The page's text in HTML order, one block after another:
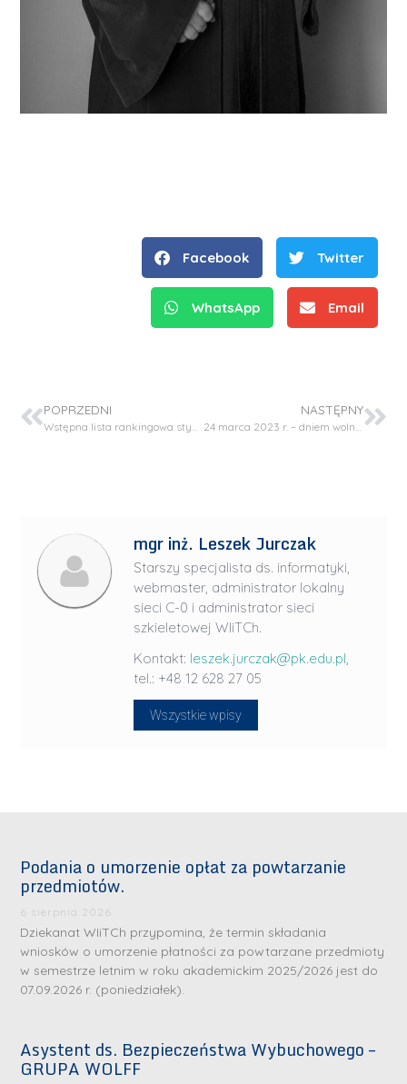
Facebook Twitter
WhatsApp Email
POPRZEDNI
Wstępna lista rankingowa stypendium rektora
NASTĘPNY
24 marca 2023 r. – dniem wolnym od zajęć dydaktycznych
mgr inż. Leszek Jurczak
Starszy specjalista ds. informatyki,
webmaster, administrator lokalny
sieci C-0 i administrator sieci
szkieletowej WIiTCh.
Kontakt: leszek.jurczak@pk.edu.pl,
tel.: +48 12 628 27 05
Wszystkie wpisy
Podania o umorzenie opłat za powtarzanie
przedmiotów.
6 sierpnia 2026
Dziekanat WIiTCh przypomina, że termin składania
wniosków o umorzenie płatności za powtarzane przedmioty
w semestrze letnim w roku akademickim 2025/2026 jest do
07.09.2026 r. (poniedziałek).
Asystent ds. Bezpieczeństwa Wybuchowego –
GRUPA WOLFF